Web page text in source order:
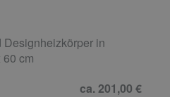
Designheizkörper in
cm
ca. 201,00 €